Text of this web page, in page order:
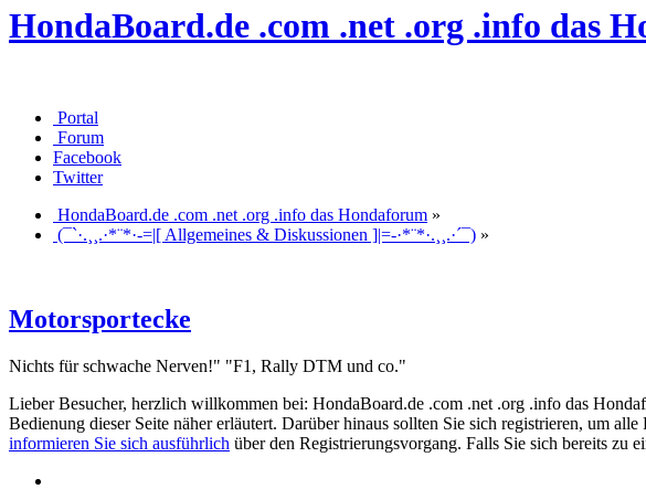
HondaBoard.de .com .net .org .info das
Portal
Forum
Facebook
Twitter
HondaBoard.de .com .net .org .info das Hondaforum »
(¯`·.¸¸.·*¨*·-=|[ Allgemeines & Diskussionen ]|=-·*¨*·.¸¸.·´¯) »
Motorsportecke
Nichts für schwache Nerven!" "F1, Rally DTM und co."
Lieber Besucher, herzlich willkommen bei: HondaBoard.de .com .net .org .info das
Bedienung dieser Seite näher erläutert. Darüber hinaus sollten Sie sich registrieren, um
informieren Sie sich ausführlich über den Registrierungsvorgang. Falls Sie sich bereits zu